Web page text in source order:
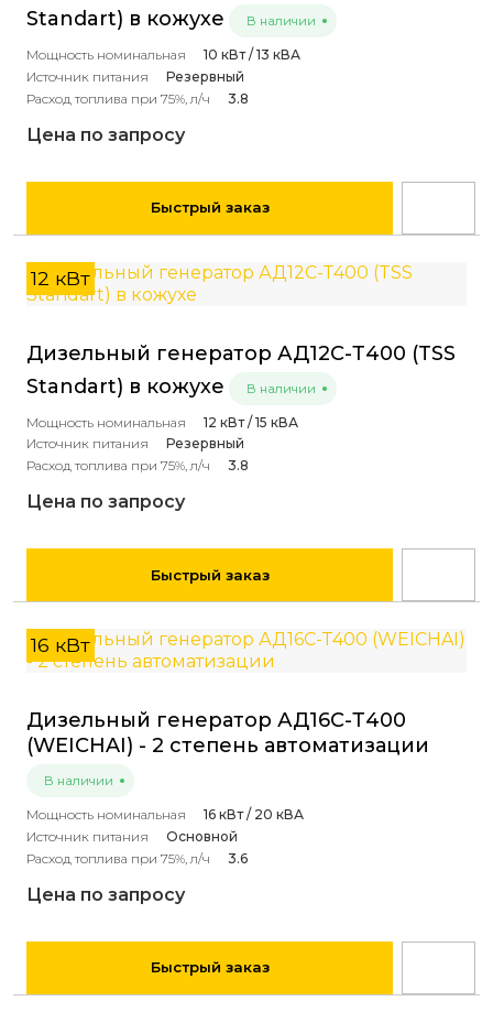
Standart) в кожухе
В наличии
Мощность номинальная
10 кВт / 13 кВА
Источник питания
Резервный
Расход топлива при 75%, л/ч
3.8
Цена по запросу
Быстрый заказ
12 кВт
Дизельный генератор АД12С-Т400 (TSS
Standart) в кожухе
В наличии
Мощность номинальная
12 кВт / 15 кВА
Источник питания
Резервный
Расход топлива при 75%, л/ч
3.8
Цена по запросу
Быстрый заказ
16 кВт
Дизельный генератор АД16С-Т400
(WEICHAI) - 2 степень автоматизации
В наличии
Мощность номинальная
16 кВт / 20 кВА
Источник питания
Основной
Расход топлива при 75%, л/ч
3.6
Цена по запросу
Быстрый заказ